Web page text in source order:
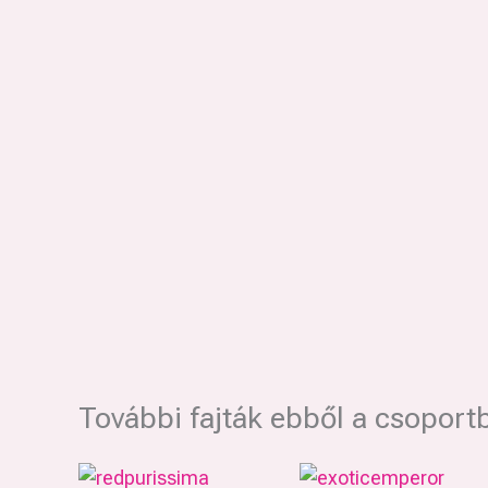
További fajták ebből a